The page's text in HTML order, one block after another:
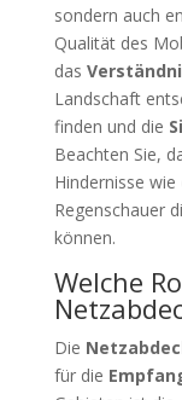
sondern auch
Qualität des
das
Landschaft
finden und die
Beachten Sie,
Hindernisse wie
Regenschauer
können.
Welche
Die
für die